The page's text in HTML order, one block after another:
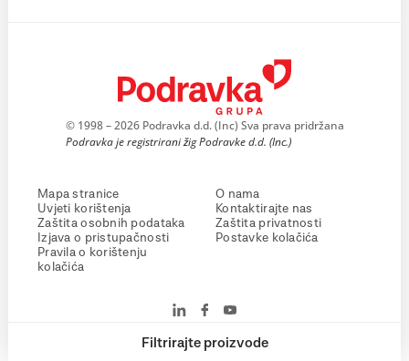
Filtrirajte proizvode
© 1998 – 2026 Podravka d.d. (Inc) Sva prava pridržana
Podravka je registrirani žig Podravke d.d. (Inc.)
Mapa stranice
Uvjeti korištenja
Zaštita osobnih podataka
Izjava o pristupačnosti
Pravila o korištenju
kolačića
O nama
Kontaktirajte nas
Zaštita privatnosti
Postavke kolačića